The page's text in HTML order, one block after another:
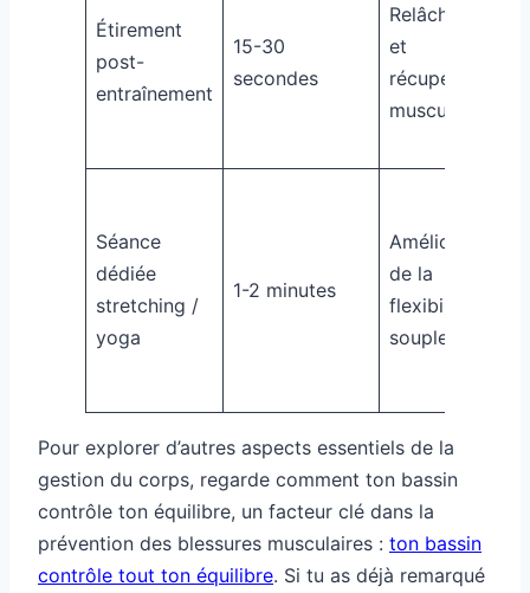
Étirement
post-
entraînement
15-30
secondes
Relâchement
et
récupération
musculaire
Séance
dédiée
stretching /
yoga
1-2 minutes
Amélioration
de la
flexibilité et
souplesse
Pour explorer d’autres aspects essentiels de la
gestion du corps, regarde comment ton bassin
contrôle ton équilibre, un facteur clé dans la
prévention des blessures musculaires : ton bassin
contrôle tout ton équilibre. Si tu as déjà remarqué